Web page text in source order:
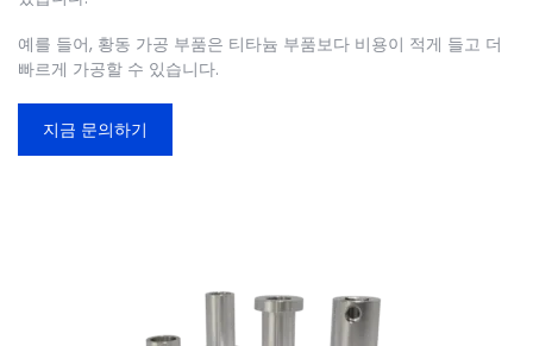
예를 들어, 황동 가공 부품은 티타늄 부품보다 비용이 적게 들고 더
빠르게 가공할 수 있습니다.
지금 문의하기